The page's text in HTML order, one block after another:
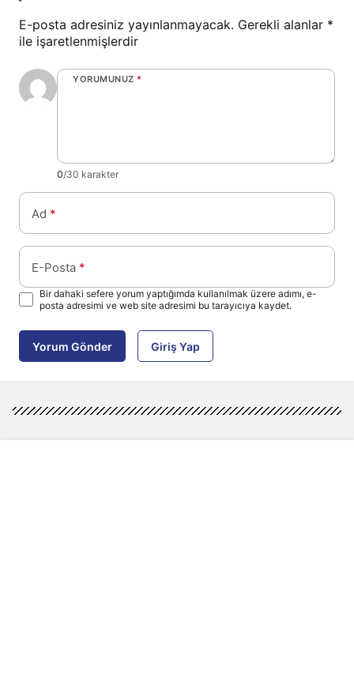
E-posta adresiniz yayınlanmayacak. Gerekli alanlar *
ile işaretlenmişlerdir
YORUMUNUZ *
0/30 karakter
Ad *
E-Posta *
Bir dahaki sefere yorum yaptığımda kullanılmak üzere adımı, e-
posta adresimi ve web site adresimi bu tarayıcıya kaydet.
Yorum Gönder Giriş Yap